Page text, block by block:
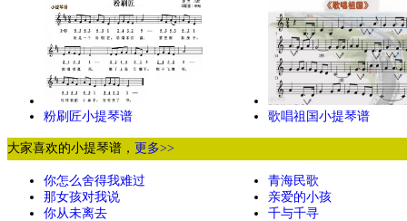
粉刷匠小提琴谱 歌唱祖国小提琴谱
大家喜欢的小提琴谱， 更多>>
你怎么舍得我难过
那女孩对我说
你从未离去
青海民歌
亲爱的小孩
千与千寻